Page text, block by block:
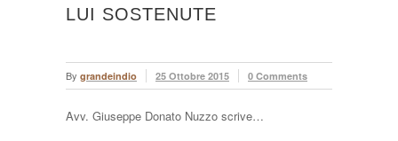
LUI SOSTENUTE
By grandeindio 25 Ottobre 2015 0 Comments
Avv. Giuseppe Donato Nuzzo scrive…